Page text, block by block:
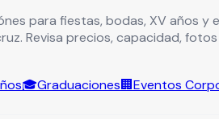
para fiestas, bodas, XV años
Revisa precios, capacidad,
🎓Graduaciones🏢Eventos